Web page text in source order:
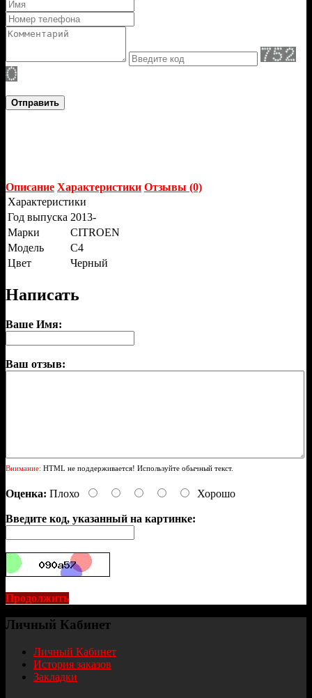
Отправить
Описание Характеристики Отзывы (0)
Характеристики
Год выпуска 2013-
Марки
CITROEN
Модель
C4
Цвет
Черный
Написать
Ваше Имя:
Ваш отзыв:
Внимание: HTML не поддерживается! Используйте обычный текст.
Оценка: Плохо Хорошо
Введите код, указанный на картинке:
Продолжить
Личный Кабинет
Личный Кабинет
История заказов
Закладки